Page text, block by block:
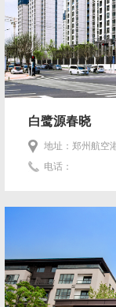
白鹭源春晓
地址：郑州航空
电话：